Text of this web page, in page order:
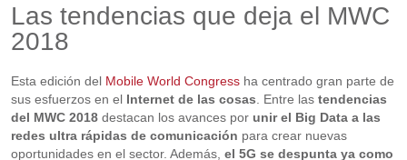
Las tendencias que deja el MWC
2018
Esta edición del Mobile World Congressha centrado gran parte de
sus esfuerzos en el Internet de las cosas . Entre las tendencias
del MWC 2018destacan los avances por unir el Big Data a las
redes ultra rápidas de comunicación para crear nuevas
oportunidades en el sector. Además, el 5G se despunta ya como